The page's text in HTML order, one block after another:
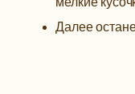
Далее